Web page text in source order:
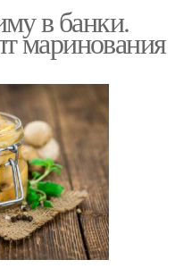
в банки.
маринования